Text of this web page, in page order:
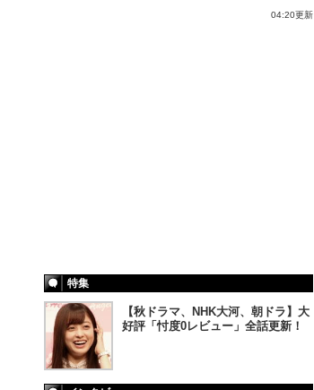
04:20更新
特集
【秋ドラマ、NHK大河、朝ドラ】大
好評「忖度0レビュー」全話更新！